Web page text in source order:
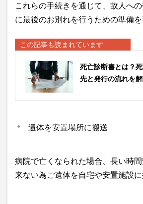
これらの手続きを通じて、故人へ
に最後のお別れを行うための準備を
この記事も読まれています
死亡診断書とは？
先と発行の流れを
遺体を安置場所に搬送
病院で亡くなられた場合、長い時
来ない為ご遺体を自宅や安置施設に